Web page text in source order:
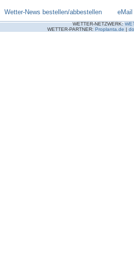
Wetter-News bestellen/abbestellen eMail
WETTER-NETZWERK:
WETTER-PARTNER: Proplanta.de |